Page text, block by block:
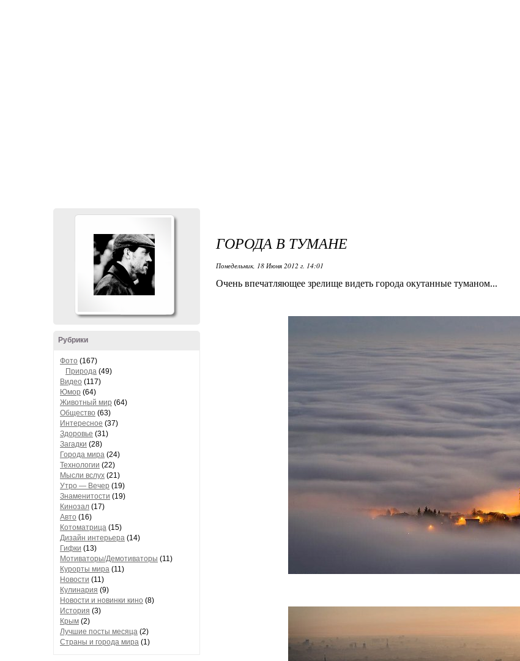
Рубрики
Фото (167)
Природа (49)
Видео (117)
Юмор (64)
Животный мир (64)
Общество (63)
Интересное (37)
Здоровье (31)
Загадки (28)
Города мира (24)
Технологии (22)
Мысли вслух (21)
Утро — Вечер (19)
Знаменитости (19)
Кинозал (17)
Авто (16)
Котоматрица (15)
Дизайн интерьера (14)
Гифки (13)
Мотиваторы/Демотиваторы (11)
Курорты мира (11)
Новости (11)
Кулинария (9)
Новости и новинки кино (8)
История (3)
Крым (2)
Лучшие посты месяца (2)
Страны и города мира (1)
ГОРОДА В ТУМАНЕ
Понедельник, 18 Июня 2012 г. 14:01
Очень впечатляющее зрелище видеть города окутанные туманом...